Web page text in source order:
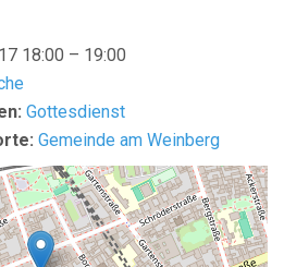
18:00 – 19:00
Gottesdienst
Gemeinde am Weinberg